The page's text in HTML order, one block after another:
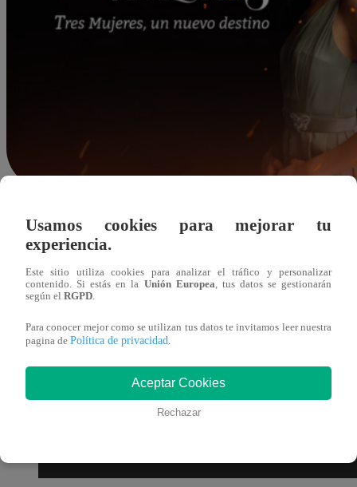
24 de julio 2023
“Sobrevivientes”debutará en nuestro país, presentando
para siempre a partir de un incendio. A pesar de este
pasado de violencia, dolor y pérdida para empoderarse
Usamos cookies para mejorar tu
experiencia.
Este sitio utiliza cookies para analizar el tráfico y personalizar
contenido. Si estás en la Unión Europea , tus datos se gestionarán
según el RGPD
Para conocer mejor como se utilizan tus datos te invitamos leer nuestra
pagina de Política de privacidad
Aceptar Cookies
Rechazar